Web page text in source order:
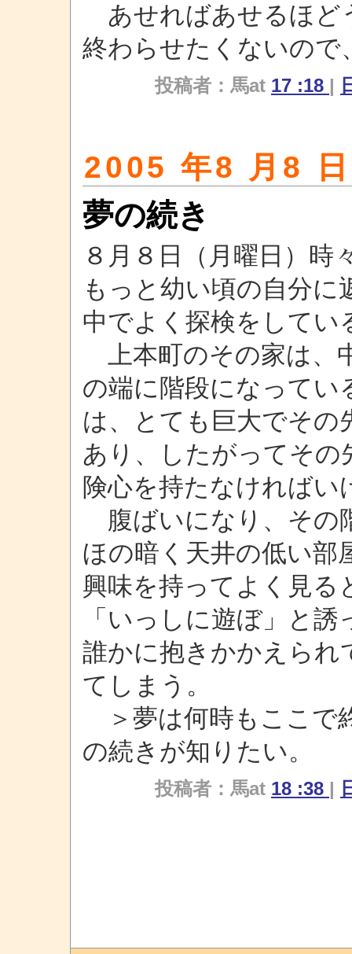
あせればあせるほど
終わらせたくないので
投稿者：馬at 17 :18 |
2005 年8 月8 日
夢の続き
８月８日（月曜日）時
もっと幼い頃の自分に
中でよく探検をしてい
上本町のその家は、
の端に階段になってい
は、とても巨大でその
あり、したがってその
険心を持たなければい
腹ばいになり、その
ほの暗く天井の低い部
興味を持ってよく見る
「いっしに遊ぼ」と
誰かに抱きかかえられ
てしまう。
＞夢は何時もここで
の続きが知りたい。
投稿者：馬at 18 :38 |